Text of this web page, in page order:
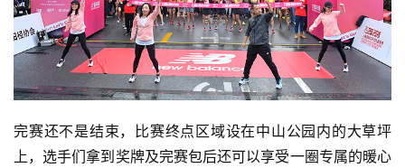
完赛还不是结束，比赛终点区域设在中山公园内的大草坪
上，选手们拿到奖牌及完赛包后还可以享受一圈专属的暖心